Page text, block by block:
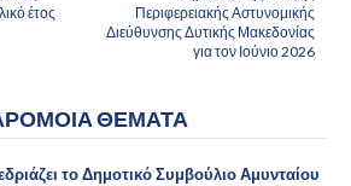
Περιφερειακής Αστυνομικής
Διεύθυνσης Δυτικής Μακεδονίας
για τον Ιούνιο 2026
έτος
ΘΕΜΑΤΑ
το Δημοτικό Συμβούλιο Αμυνταίου